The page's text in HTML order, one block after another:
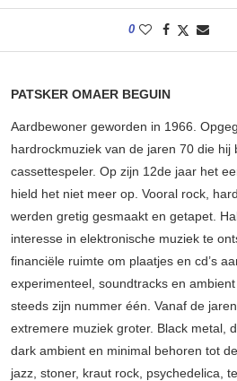
0
PATSKER OMAER BEGUIN
Aardbewoner geworden in 1966.
hardrockmuziek van de jaren 70 die
cassettespeler. Op zijn 12de jaar het
hield het niet meer op. Vooral rock,
werden gretig gesmaakt en getapet.
interesse in elektronische muziek te
financiële ruimte om plaatjes en cd’s
experimenteel, soundtracks en
steeds zijn nummer één. Vanaf de
extremere muziek groter. Black metal,
dark ambient en minimal behoren tot
jazz, stoner, kraut rock, psychedelica,